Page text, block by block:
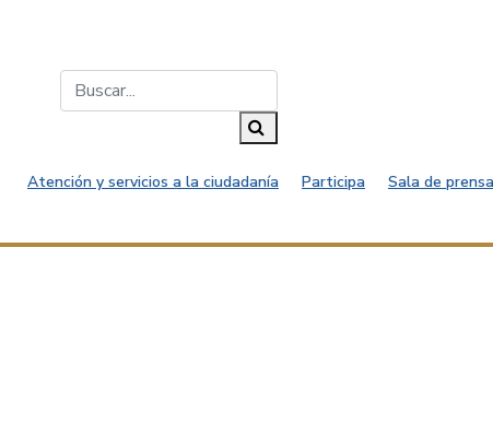
Atención y servicios a la ciudadanía Participa
Sala de